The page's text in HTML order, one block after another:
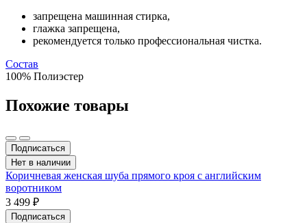
запрещена машинная стирка,
глажка запрещена,
рекомендуется только профессиональная чистка.
Состав
100% Полиэстер
Похожие товары
Подписаться
Нет в наличии
Коричневая женская шуба прямого кроя с английским
воротником
3 499 ₽
Подписаться